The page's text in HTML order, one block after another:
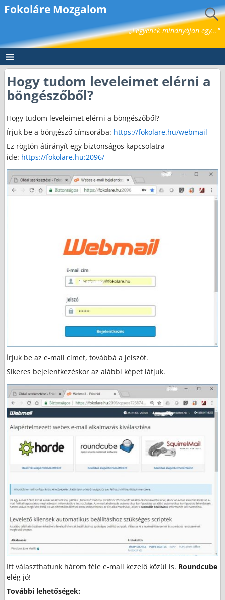
Fokoláre Mozgalom
„Legyenek mindnyájan egy..."
Hogy tudom leveleimet elérni a
böngészőből?
Hogy tudom leveleimet elérni a böngészőből?
Írjuk be a böngésző címsorába: https://fokolare.hu/webmail
Ez rögtön átirányít egy biztonságos kapcsolatra
ide: https://fokolare.hu:2096/
Írjuk be az e-mail címet, továbbá a jelszót.
Sikeres bejelentkezéskor az alábbi képet látjuk.
Itt választhatunk három féle e-mail kezelő közül is. Roundcube
elég jó!
További lehetőségek: